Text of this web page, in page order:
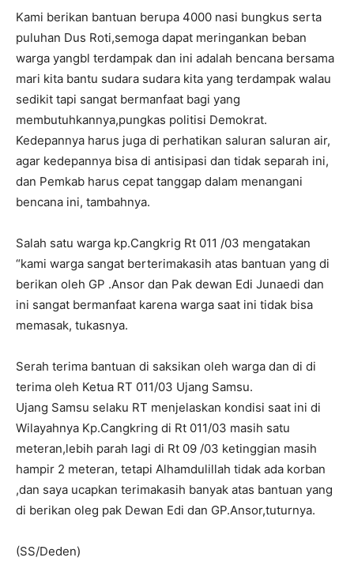
Kami berikan bantuan berupa 4000 nasi bungkus serta
puluhan Dus Roti,semoga dapat meringankan beban
warga yangbl terdampak dan ini adalah bencana bersama
mari kita bantu sudara sudara kita yang terdampak walau
sedikit tapi sangat bermanfaat bagi yang
membutuhkannya,pungkas politisi Demokrat.
Kedepannya harus juga di perhatikan saluran saluran air,
agar kedepannya bisa di antisipasi dan tidak separah ini,
dan Pemkab harus cepat tanggap dalam menangani
bencana ini, tambahnya.
Salah satu warga kp.Cangkrig Rt 011 /03 mengatakan
“kami warga sangat berterimakasih atas bantuan yang di
berikan oleh GP .Ansor dan Pak dewan Edi Junaedi dan
ini sangat bermanfaat karena warga saat ini tidak bisa
memasak, tukasnya.
Serah terima bantuan di saksikan oleh warga dan di di
terima oleh Ketua RT 011/03 Ujang Samsu.
Ujang Samsu selaku RT menjelaskan kondisi saat ini di
Wilayahnya Kp.Cangkring di Rt 011/03 masih satu
meteran,lebih parah lagi di Rt 09 /03 ketinggian masih
hampir 2 meteran, tetapi Alhamdulillah tidak ada korban
,dan saya ucapkan terimakasih banyak atas bantuan yang
di berikan oleg pak Dewan Edi dan GP.Ansor,tuturnya.
(SS/Deden)